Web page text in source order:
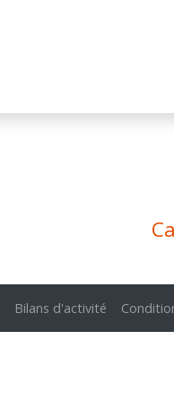
Bilans d'activité